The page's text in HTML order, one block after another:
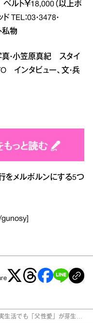
ルト￥18,000（以上ポ
TEL：03・3478・
私物
真・小笠原真紀 スタイ
インタビュー、文・兵
をメルボルンにする5つ
gunosy]
活でも「父性愛」が芽生え